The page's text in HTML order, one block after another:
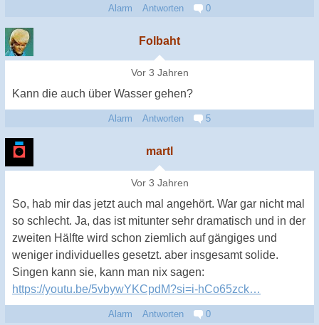
Alarm Antworten 0
Folbaht
Vor 3 Jahren
Kann die auch über Wasser gehen?
Alarm Antworten 5
martl
Vor 3 Jahren
So, hab mir das jetzt auch mal angehört. War gar nicht mal
so schlecht. Ja, das ist mitunter sehr dramatisch und in der
zweiten Hälfte wird schon ziemlich auf gängiges und
weniger individuelles gesetzt. aber insgesamt solide.
Singen kann sie, kann man nix sagen:
https://youtu.be/5vbywYKCpdM?si=i-hCo65zck…
Alarm Antworten 0